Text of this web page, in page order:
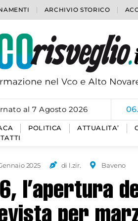
ARCHIVIO STORICO
al 7 Agosto 2026
POLITICA ATTUALITA’
2025 di l.zir. Baveno
l’apertura